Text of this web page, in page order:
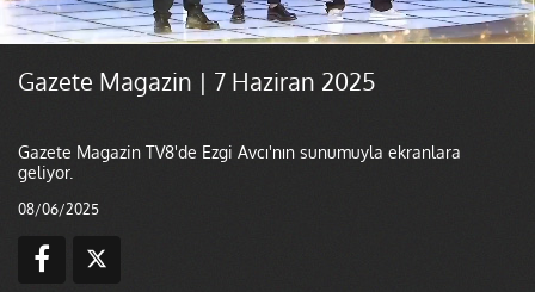
Gazete Magazin | 7 Haziran 2025
Gazete Magazin TV8'de Ezgi Avcı'nın sunumuyla ekranlara
geliyor.
08/06/2025